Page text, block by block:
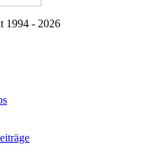
1994 - 2026